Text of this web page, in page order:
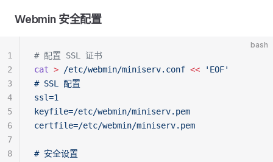
Webmin 安全配置
bash
# 配置 SSL 证书
cat > /etc/webmin/miniserv.conf << 'EOF'
# SSL 配置
ssl=1
keyfile=/etc/webmin/miniserv.pem
certfile=/etc/webmin/miniserv.pem
# 安全设置
1
2
3
4
5
6
7
8